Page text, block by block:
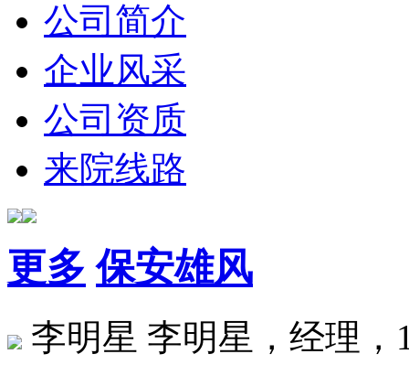
公司简介
企业风采
公司资质
来院线路
更多 保安雄风
李明星 李明星，经理，